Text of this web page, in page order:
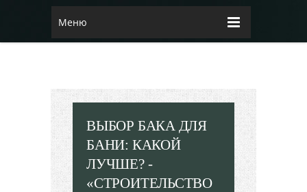
Меню
ВЫБОР БАКА ДЛЯ
БАНИ: КАКОЙ
ЛУЧШЕ? -
«СТРОИТЕЛЬСТВО